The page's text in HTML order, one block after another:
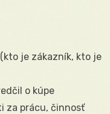
je zákazník, kto je
o kúpe
za prácu, činnosť